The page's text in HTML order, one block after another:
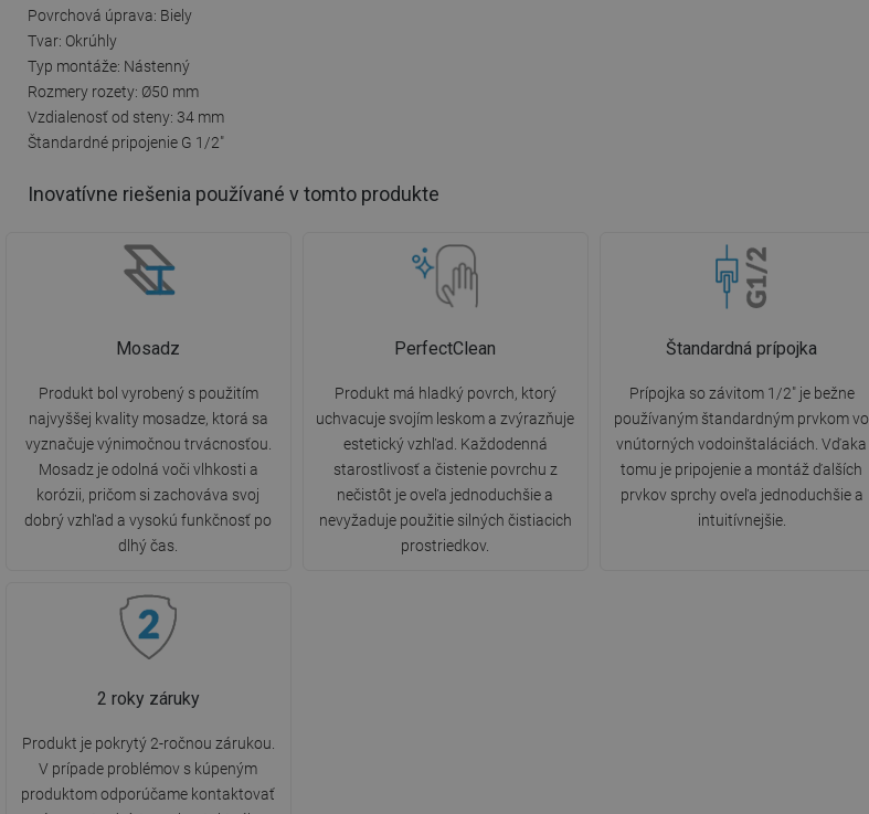
Povrchová úprava: Biely
Tvar: Okrúhly
Typ montáže: Nástenný
Rozmery rozety: Ø50 mm
Vzdialenosť od steny: 34 mm
Štandardné pripojenie G 1/2"
Inovatívne riešenia používané v tomto produkte
Mosadz
Produkt bol vyrobený s použitím
najvyššej kvality mosadze, ktorá sa
vyznačuje výnimočnou trvácnosťou.
Mosadz je odolná voči vlhkosti a
korózii, pričom si zachováva svoj
dobrý vzhľad a vysokú funkčnosť po
dlhý čas.
PerfectClean
Produkt má hladký povrch, ktorý
uchvacuje svojím leskom a zvýrazňuje
estetický vzhľad. Každodenná
starostlivosť a čistenie povrchu z
nečistôt je oveľa jednoduchšie a
nevyžaduje použitie silných čistiacich
prostriedkov.
Štandardná prípojka
Prípojka so závitom 1/2" je bežne
používaným štandardným prvkom vo
vnútorných vodoinštaláciách. Vďaka
tomu je pripojenie a montáž ďalších
prvkov sprchy oveľa jednoduchšie a
intuitívnejšie.
2 roky záruky
Produkt je pokrytý 2-ročnou zárukou.
V prípade problémov s kúpeným
produktom odporúčame kontaktovať